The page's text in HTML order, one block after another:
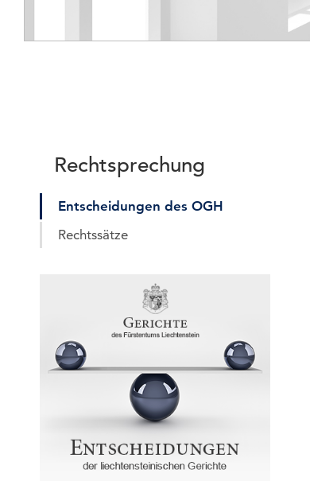
Rechtsprechung
Entscheidungen des OGH
Rechtssätze